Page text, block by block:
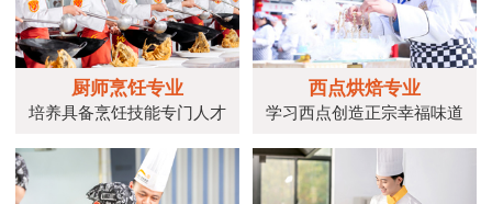
厨师烹饪专业
培养具备烹饪技能专门人才
西点烘焙专业
学习西点创造正宗幸福味道